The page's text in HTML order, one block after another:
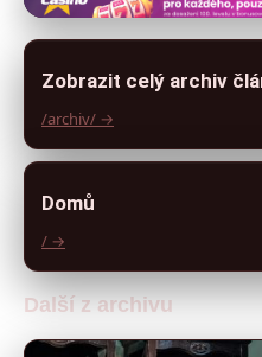
Zobrazit celý archiv
/archiv/ →
Domů
/ →
Další z archivu